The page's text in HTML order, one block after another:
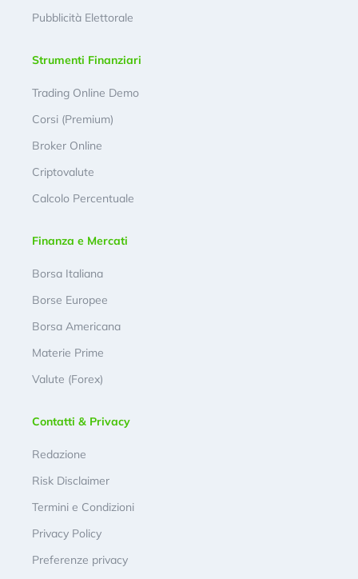
Pubblicità Elettorale
Strumenti Finanziari
Trading Online Demo
Corsi (Premium)
Broker Online
Criptovalute
Calcolo Percentuale
Finanza e Mercati
Borsa Italiana
Borse Europee
Borsa Americana
Materie Prime
Valute (Forex)
Contatti & Privacy
Redazione
Risk Disclaimer
Termini e Condizioni
Privacy Policy
Preferenze privacy